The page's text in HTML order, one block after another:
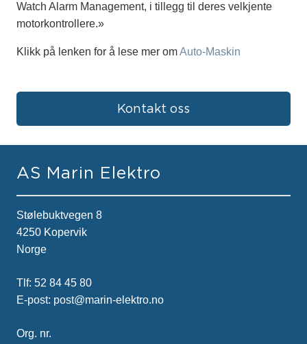
Watch Alarm Management, i tillegg til deres velkjente
motorkontrollere.»
Klikk på lenken for å lese mer omAuto-Maskin
Kontakt oss
AS Marin Elektro
Stølebuktvegen 8
4250 Kopervik
Norge
Tlf: 52 84 45 80
E-post: post@marin-elektro.no
Org. nr.